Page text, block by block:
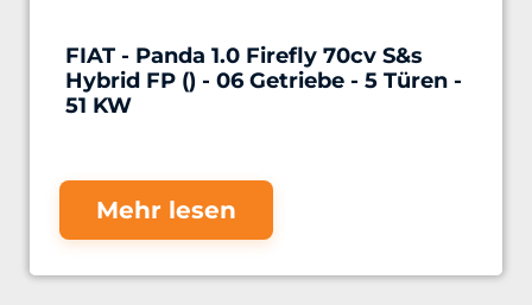
FIAT - Panda 1.0 Firefly 70cv S&s
Hybrid FP () - 06 Getriebe - 5 Türen -
51 KW
Mehr lesen